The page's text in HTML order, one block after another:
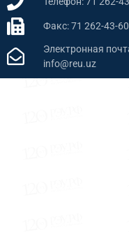
Факс: 71 262-43-60
Электронная
info@reu.uz